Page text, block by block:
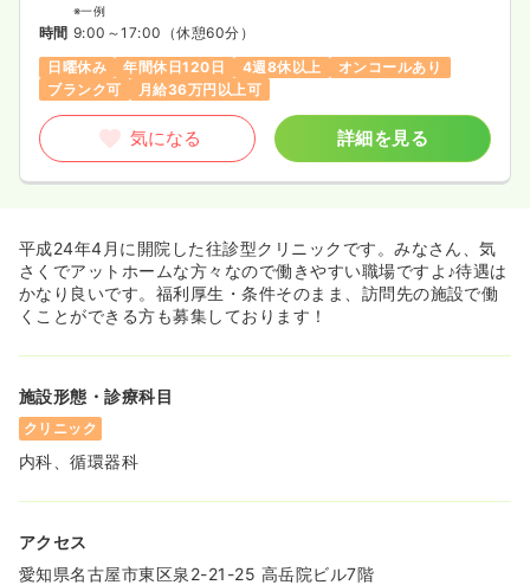
※一例
時間 9:00～17:00 （休憩60分）
日曜休み
年間休日120日 4週8休以上
オンコールあり
ブランク可
月給36万円以上可
気になる 詳細を見る
平成24年4月に開院した往診型クリニックです。みなさん、気
さくでアットホームな方々なので働きやすい職場ですよ♪待遇は
かなり良いです。福利厚生・条件そのまま、訪問先の施設で働
くことができる方も募集しております！
施設形態・診療科目
クリニック
内科、循環器科
アクセス
愛知県名古屋市東区泉2-21-25 高岳院ビル7階